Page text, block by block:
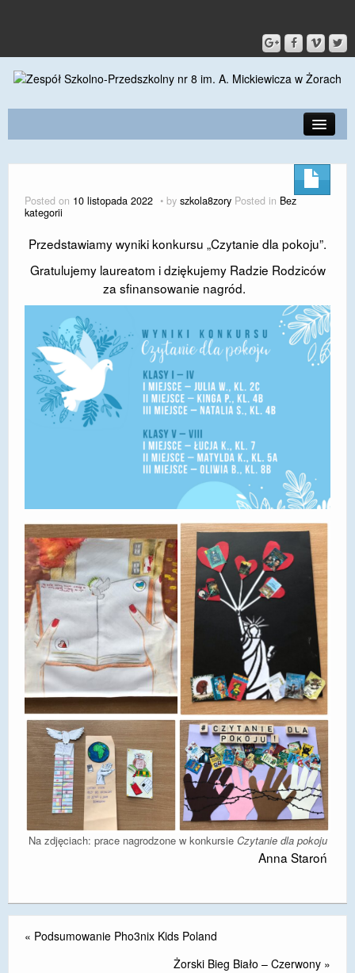
KONTAKT
DLA RODZICÓW I UCZNIÓW
DLA PRACOWNIKÓW
GALERIA
SPORT
DOSTĘPNOŚĆ
POLITYKA PRYWATNOŚCI
EGZAMIN ÓSMOKLASISTY
STANDARDY OCHRONY MAŁOLETNICH
PROJEKT ,,SZKOŁY Z JAKOŚCIĄ – ROZWÓJ
KSZTAŁCENIA OGÓLNEGO NA TERENIE MIASTA
ŻORY”
REKRUTACJA 2026/2027
mLegitymacja
Posted on 10 listopada 2022 by szkola8zory Posted in Bez
kategorii
Przedstawiamy wyniki konkursu „Czytanie dla pokoju”.
Gratulujemy laureatom i dziękujemy Radzie Rodziców
za sfinansowanie nagród.
Na zdjęciach: prace nagrodzone w konkursie Czytanie dla pokoju
Anna Staroń
« Podsumowanie Pho3nix Kids Poland
Żorski Bieg Biało – Czerwony »